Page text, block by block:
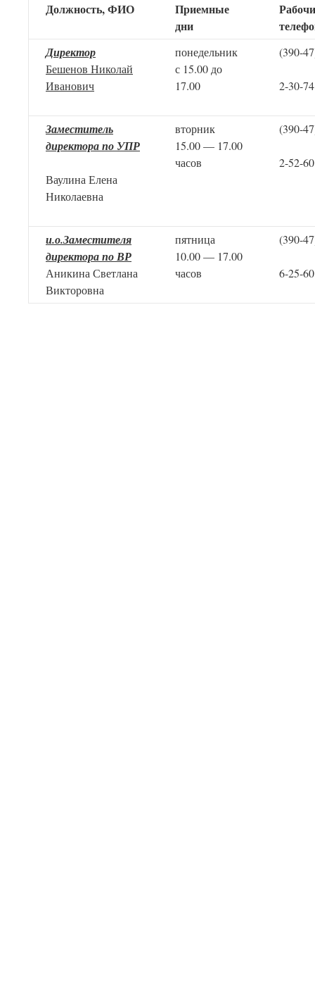
Должность, ФИО
Приемные
дни
Директор
Бешенов Николай
Иванович
понедельник
с 15.00 до
17.00
(390-
2-30-74
Заместитель
директора по УПР
Ваулина Елена
Николаевна
вторник
15.00 — 17.00
часов
(390-
2-52-60
и.о.Заместителя
директора по ВР
Аникина Светлана
Викторовна
пятница
10.00 — 17.00
часов
(390-
6-25-60